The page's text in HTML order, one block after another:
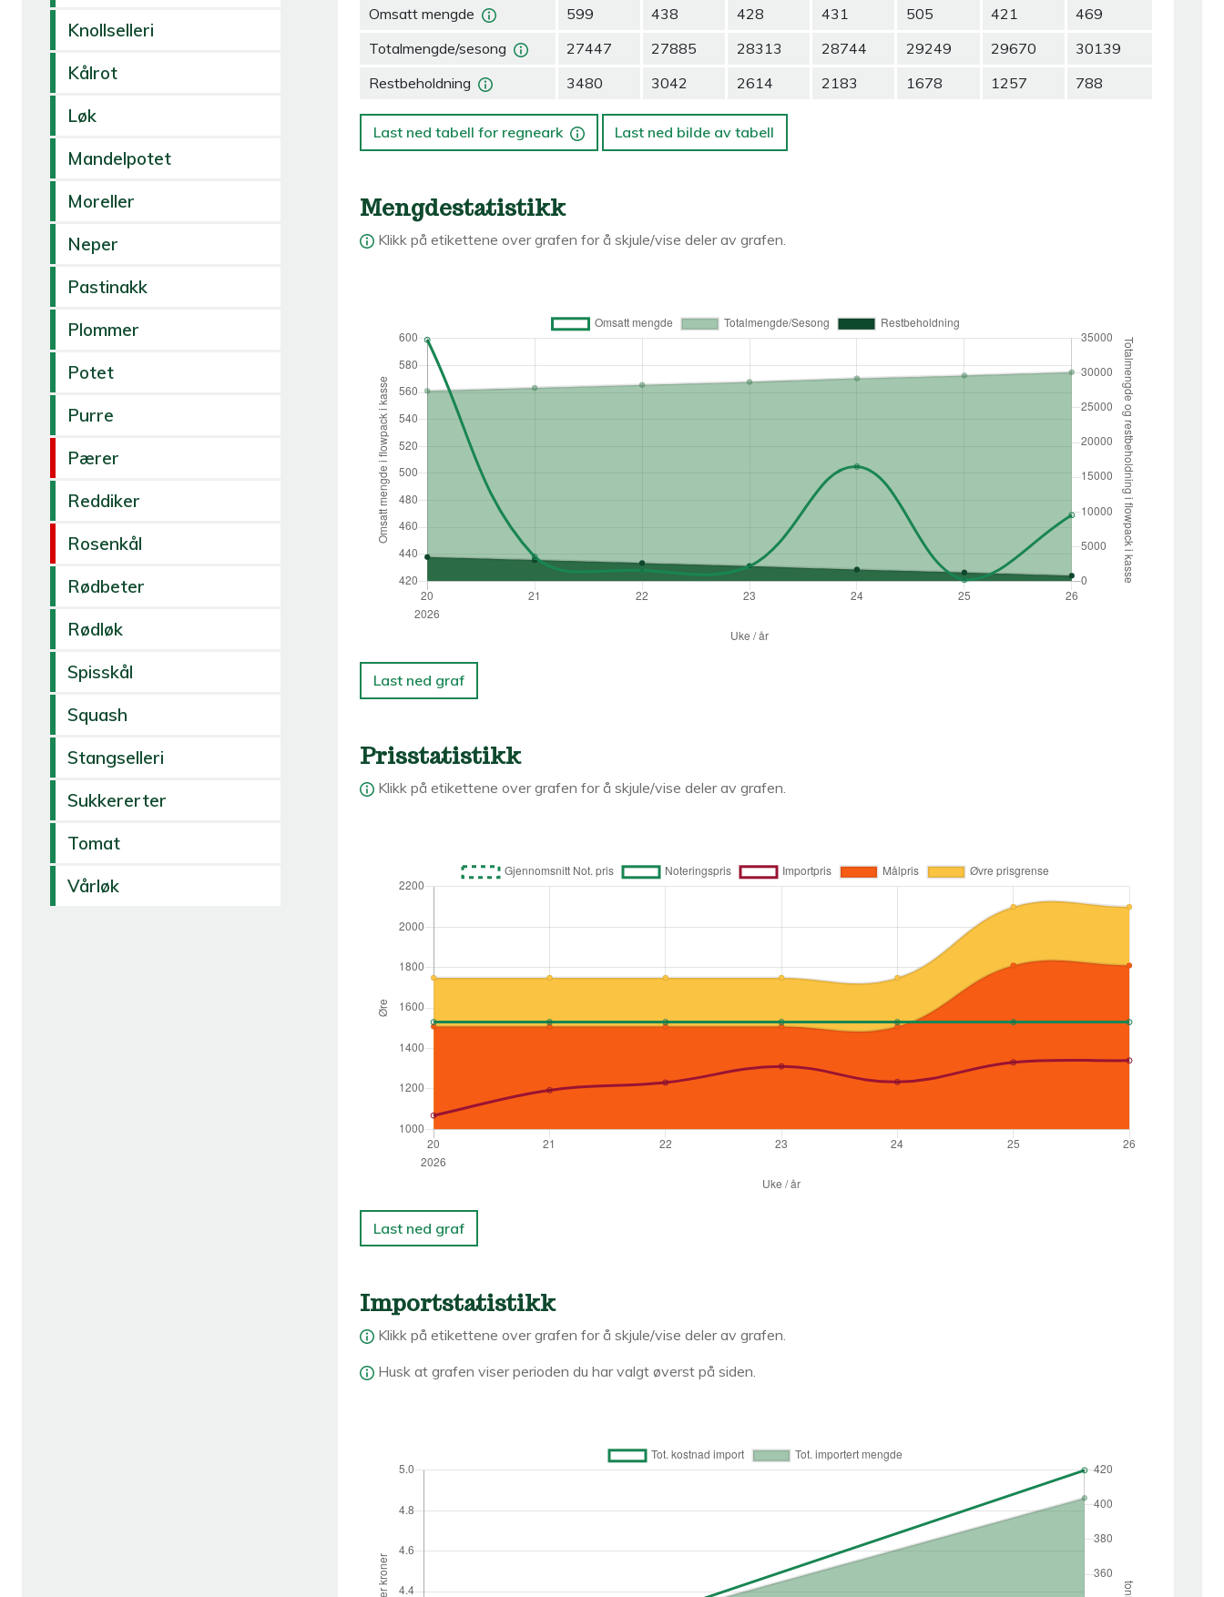
Knollselleri
Kålrot
Løk
Mandelpotet
Moreller
Neper
Pastinakk
Plommer
Potet
Purre
Pærer
Reddiker
Rosenkål
Rødbeter
Rødløk
Spisskål
Squash
Stangselleri
Sukkererter
Tomat
Vårløk
Omsatt mengde
Totalmengde/sesong
Restbeholdning
599
27447
3480
438
27885
3042
428
28313
2614
431
28744
2183
505
29249
1678
421
29670
1257
469
30139
788
Last ned tabell for regneark Last ned bilde av tabell
Mengdestatistikk
Klikk på etikettene over grafen for å skjule/vise deler av grafen.
Last ned graf
Prisstatistikk
Klikk på etikettene over grafen for å skjule/vise deler av grafen.
Last ned graf
Importstatistikk
Klikk på etikettene over grafen for å skjule/vise deler av grafen.
Husk at grafen viser perioden du har valgt øverst på siden.